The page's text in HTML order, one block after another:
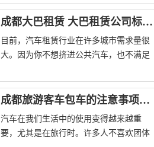
理费用。根本原因在于对企业管理中“成本
控制”概念的认识——租赁是降低成本的最
事故处理。
成都大巴租赁 大巴租赁公司标准租车规定详情
目前，汽车租赁行业在许多城市需求量很
大。因为你不想挤进公共汽车，也不满足
得起的，而且非常方便。推荐哪家租车公
司更适合旅行和租车。因此，以下分析:汽
成都旅游客车包车的注意事项有哪些
汽车在我们生活中的使用变得越来越重
要，尤其是在旅行时。许多人不喜欢团体